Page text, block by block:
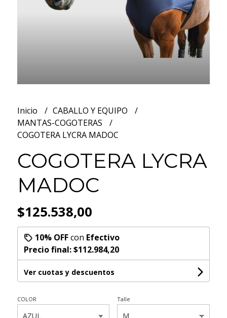
Inicio
CABALLO Y EQUIPO
MANTAS-COGOTERAS
COGOTERA LYCRA MADOC
COGOTERA LYCRA
MADOC
$125.538,00
10% OFFcon Efectivo
Precio final:$112.984,20
Ver cuotas y descuentos
COLOR Talle